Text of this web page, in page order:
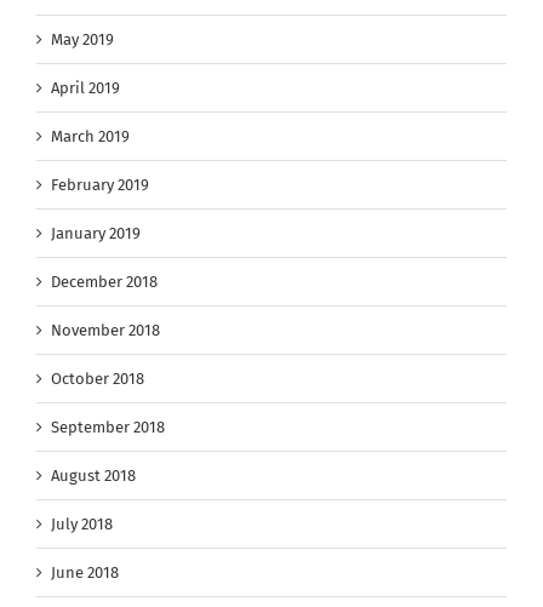
May 2019
April 2019
March 2019
February 2019
January 2019
December 2018
November 2018
October 2018
September 2018
August 2018
July 2018
June 2018